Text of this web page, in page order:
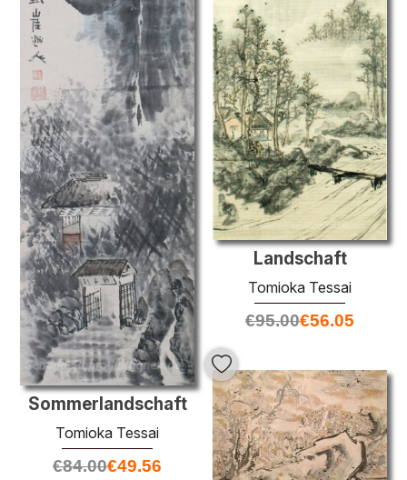
Sommerlandschaft
Tomioka Tessai
€84.00€49.56
Landschaft
Tomioka Tessai
€95.00€56.05